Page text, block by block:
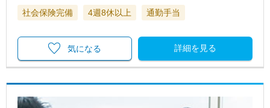
社会保険完備 4週8休以上 通勤手当
詳細を見る
気になる